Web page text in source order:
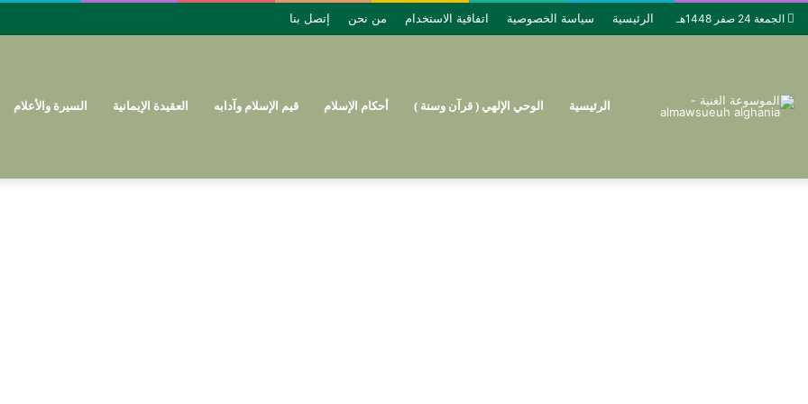
الجمعة 24 صفر 1448هـ الرئيسية سياسة الخصوصية اتفاقية الاستخدام من نحن إتصل بنا
الرئيسية الوحي الإلهي ( قرآن وسنة ) أحكام الإسلام قيم الإسلام وآدابه العقيدة الإيمانية السيرة والأعلام